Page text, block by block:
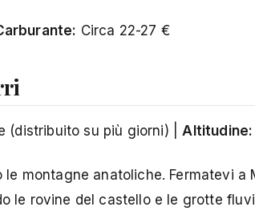
Circa 22-27 €
(distribuito su più giorni) |Altitudine:
montagne anatoliche. Fermatevi a
le rovine del castello e le grotte